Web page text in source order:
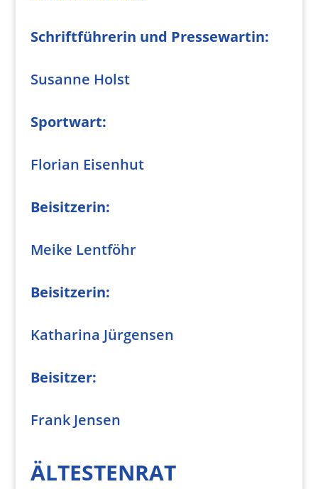
Schriftführerin und Pressewartin:
Susanne Holst
Sportwart:
Florian Eisenhut
Beisitzerin:
Meike Lentföhr
Beisitzerin:
Katharina Jürgensen
Beisitzer:
Frank Jensen
ÄLTESTENRAT